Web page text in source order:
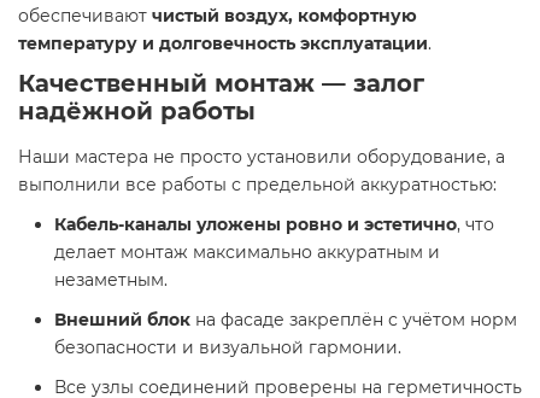
обеспечивают чистый воздух, комфортную
температуру и долговечность эксплуатации.
Качественный монтаж — залог
надёжной работы
Наши мастера не просто установили оборудование, а
выполнили все работы с предельной аккуратностью:
Кабель-каналы уложены ровно и эстетично, что
делает монтаж максимально аккуратным и
незаметным.
Внешний блок на фасаде закреплён с учётом норм
безопасности и визуальной гармонии.
Все узлы соединений проверены на герметичность